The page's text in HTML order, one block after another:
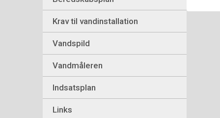
Krav til vandinstallation
Vandspild
Vandmåleren
Indsatsplan
Links